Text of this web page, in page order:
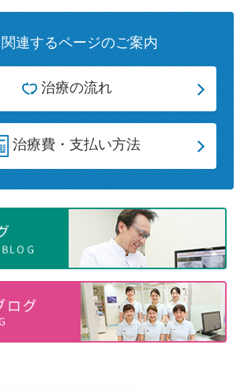
関連するページのご案内
治療の流れ
治療費・支払い方法